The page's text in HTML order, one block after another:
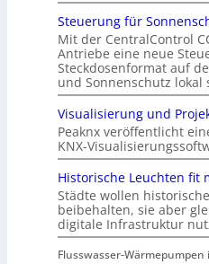
Steuerung für
Mit der CentralControl
Antriebe eine neue
Steckdosenformat auf
und Sonnenschutz lokal
Visualisierung und
Peaknx veröffentlicht
KNX-
Historische Leuchten fit
Städte wollen
beibehalten, sie aber
digitale Infrastruktur
Flusswasser-Wärmepumpen